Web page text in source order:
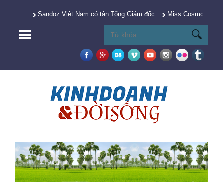
Sandoz Việt Nam có tân Tổng Giám đốc Miss Cosmo 2025